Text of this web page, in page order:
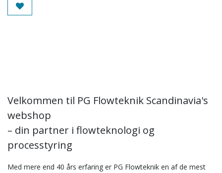
Velkommen til PG Flowteknik Scandinavia's
webshop
– din partner i flowteknologi og
processtyring
Med mere end 40 års erfaring er PG Flowteknik en af de mest